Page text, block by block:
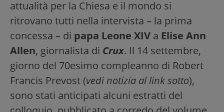
attualità per la Chiesa e il mondo si
ritrovano tutti nella intervista – la prima
concessa – di papa Leone XIV a Elise Ann
Allen, giornalista di Crux. Il 14 settembre,
giorno del 70esimo compleanno di Robert
Francis Prevost (vedi notizia al link sotto),
sono stati anticipati alcuni estratti del